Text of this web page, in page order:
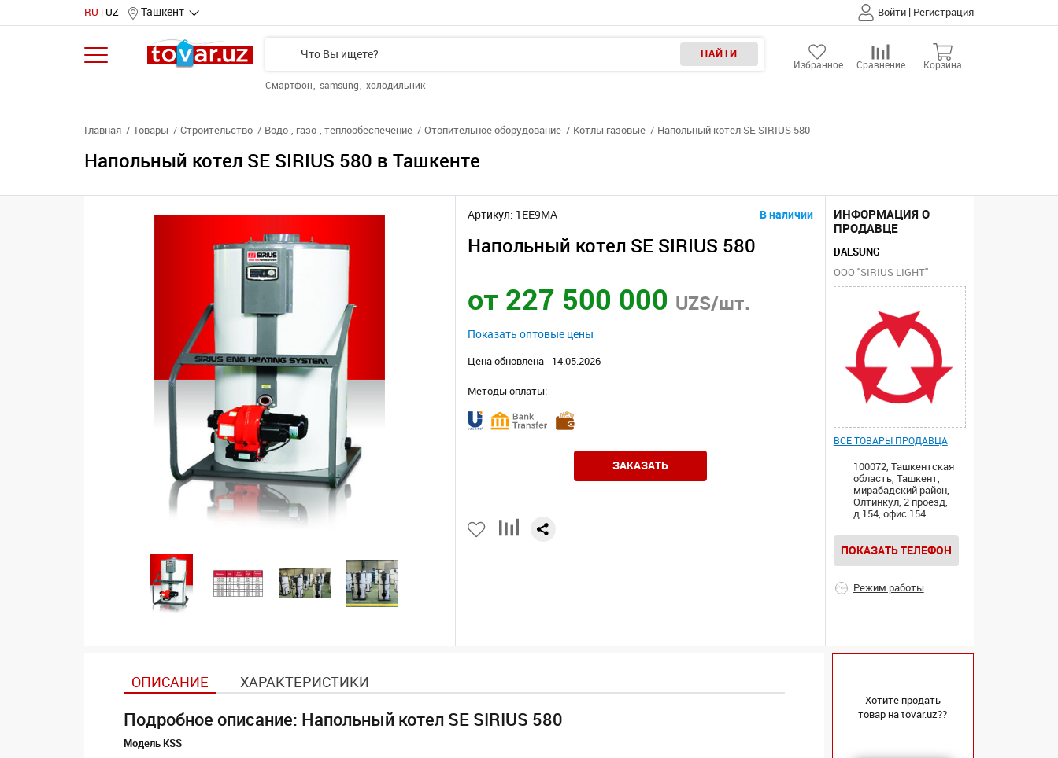
RU UZ Ташкент Войти | Регистрация
НАЙТИ
Смартфон samsung холодильник
Избранное Сравнение Корзина
Главная Товары Строительство Водо-, газо-, теплообеспечение Отопительное оборудование Котлы газовые Напольный котел SE SIRIUS 580
Напольный котел SE SIRIUS 580 в Ташкенте
Артикул: 1EE9MA В наличии
Напольный котел SE SIRIUS 580
от 227 500 000 UZS/шт.
Показать оптовые цены
Цена обновлена - 14.05.2026
Методы оплаты:
ЗАКАЗАТЬ
ИНФОРМАЦИЯ О
ПРОДАВЦЕ
DAESUNG
ООО "SIRIUS LIGHT"
ВСЕ ТОВАРЫ ПРОДАВЦА
100072, Ташкентская
область, Ташкент,
мирабадский район,
Олтинкул, 2 проезд,
д.154, офис 154
ПОКАЗАТЬ ТЕЛЕФОН
Режим работы
ОПИСАНИЕ ХАРАКТЕРИСТИКИ
Подробное описание: Напольный котел SE SIRIUS 580
Модель KSS
Хотите продать
товар на tovar.uz??